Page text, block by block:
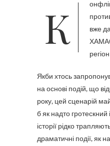
Конфлікт між Ізраїлем та його
вже
Якби хтось
на основі подій, що
року, цей сценарій
б як надто гротескний
історії рідко
драматичні події, як